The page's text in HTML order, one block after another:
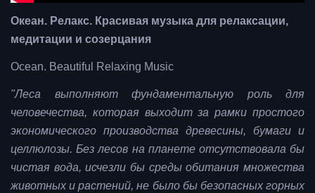
Океан. Релакс. Красивая музыка для релаксации,
медитации и созерцания
Ocean. Beautiful Relaxing Music
"Леса выполняют фундаментальную роль для
человечества, которая выходит за рамки простого
экономического производства древесины, бумаги и
целлюлозы. Без лесов на планете отсутствовала бы
чистая вода, исчезли бы среды обитания множества
животных и растений, не было бы безопасных горных